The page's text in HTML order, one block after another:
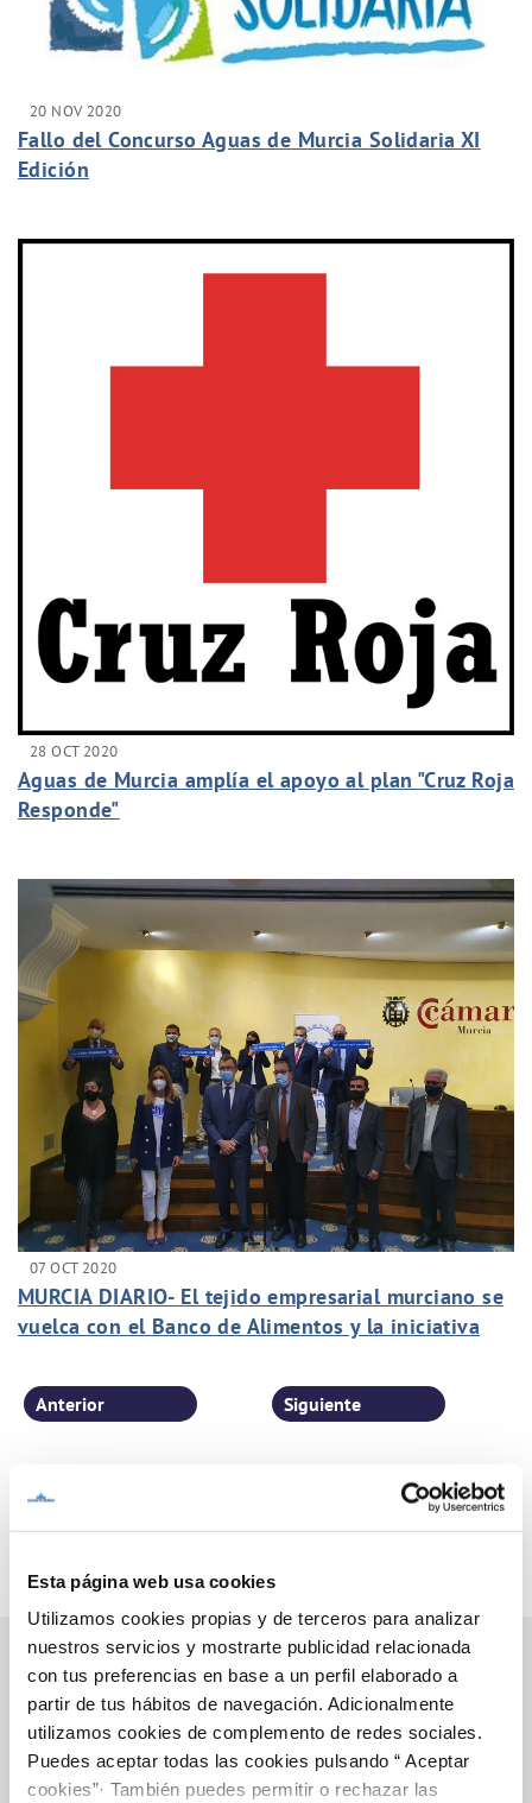
Esta página web usa cookies
Utilizamos cookies propias y de terceros para analizar
nuestros servicios y mostrarte publicidad relacionada
con tus preferencias en base a un perfil elaborado a
partir de tus hábitos de navegación. Adicionalmente
utilizamos cookies de complemento de redes sociales.
Puedes aceptar todas las cookies pulsando “ Aceptar
cookies”· También puedes permitir o rechazar las
20 NOV 2020
Fallo del Concurso Aguas de Murcia Solidaria XI
Edición
28 OCT 2020
Aguas de Murcia amplía el apoyo al plan "Cruz Roja
Responde"
07 OCT 2020
MURCIA DIARIO- El tejido empresarial murciano se
vuelca con el Banco de Alimentos y la iniciativa
Página 35 de 77
Anterior Siguiente
Inicio